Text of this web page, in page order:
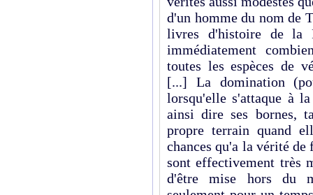
d'un homme du nom de
livres d'histoire de la
immédiatement
toutes les espèces de
[...] La domination
lorsqu'elle s'attaque à
ainsi dire ses bornes,
propre terrain quand
chances qu'a la vérité
sont effectivement très
d'être mise hors du